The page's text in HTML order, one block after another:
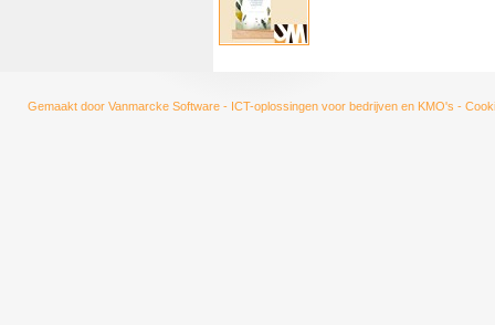
Gemaakt door Vanmarcke Software - ICT-oplossingen voor bedrijven en KMO's -